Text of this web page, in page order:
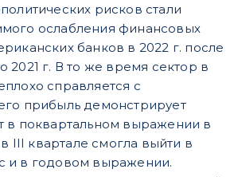
рисков стали
ослабления финансовых
банков в 2022 г. после
2021 г. В то же время сектор в
справляется с
прибыль демонстрирует
в поквартальном выражении в
III квартале смогла выйти в
и в годовом выражении.